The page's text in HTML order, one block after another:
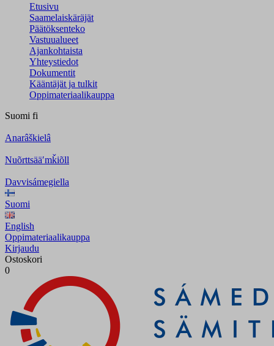
Etusivu
Saamelaiskäräjät
Päätöksenteko
Vastuualueet
Ajankohtaista
Yhteystiedot
Dokumentit
Kääntäjät ja tulkit
Oppimateriaalikauppa
Suomi fi
Anarâškielâ
Nuõrttsääʹmǩiõll
Davvisámegiella
Suomi
English
Oppimateriaalikauppa
Kirjaudu
Ostoskori
0